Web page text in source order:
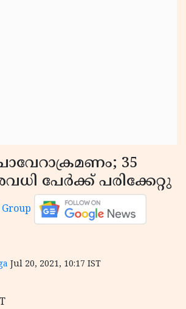
35
പേര്‍ക്ക് പരിക്കേറ്റു
Group
Jul 20, 2021, 10:17 IST